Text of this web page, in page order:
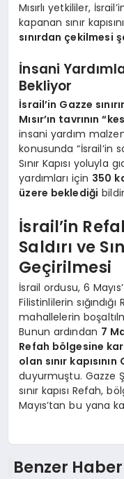
Mısırlı yetkililer,
kapanan sınır
sınırdan çekilmesi
İnsani
Bekliyor
İsrail’in Gazze
Mısır’ın tavrının
insani yardım
konusunda “İsrail’in
Sınır Kapısı yoluyla
yardımları için 350
üzere beklediği
İsrail’in
Saldırı ve
Geçirilmesi
İsrail ordusu, 6
Filistinlilerin
mahallelerin
Bunun ardından 7
Refah bölgesine
olan sınır
duyurmuştu. Gazze
sınır kapısı Refah,
Mayıs’tan bu yana
Benzer